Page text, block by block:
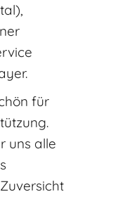
für
uns alle